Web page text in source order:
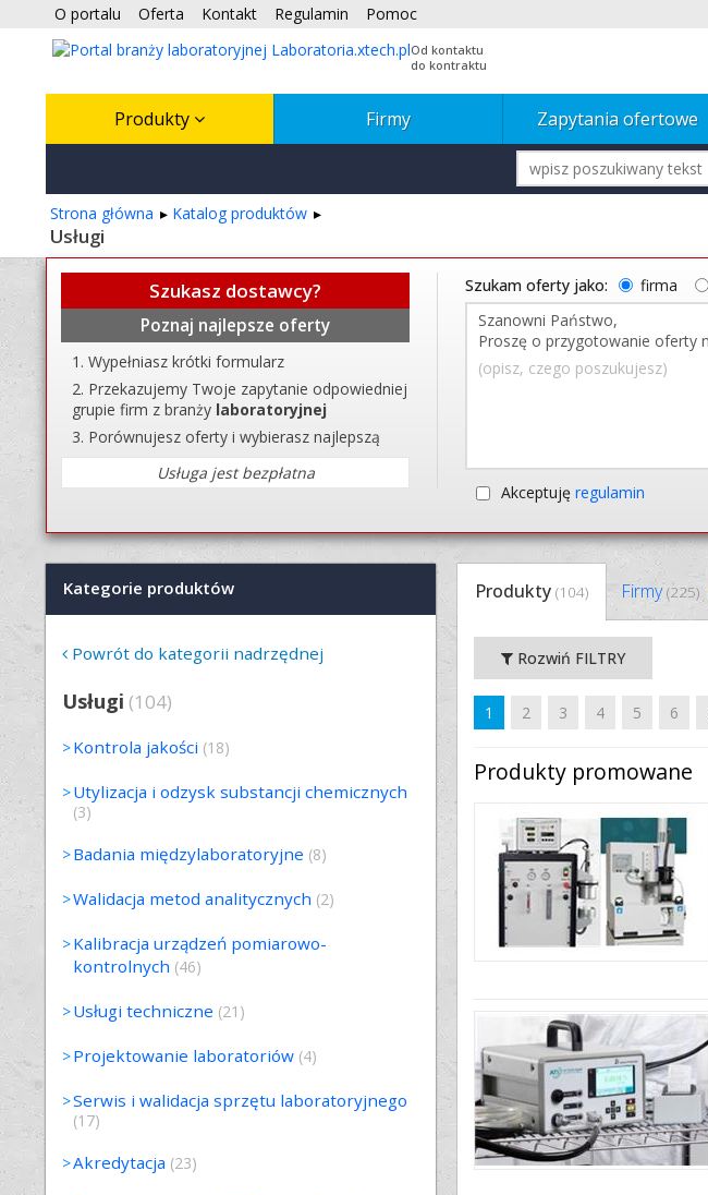
O portalu Oferta Kontakt Regulamin Pomoc
Od kontaktu
do kontraktu
Produkty Firmy Zapytania ofertowe
Strona główna Katalog produktów
Usługi
Produkty (104) Firmy(225)
Rozwiń FILTRY
1 2 3 4 5 6
Produkty promowane
Kategorie produktów
Powrót do kategorii nadrzędnej
Usługi (104)
Kontrola jakości (18)
Utylizacja i odzysk substancji chemicznych
(3)
Badania międzylaboratoryjne (8)
Walidacja metod analitycznych (2)
Kalibracja urządzeń pomiarowo-
kontrolnych (46)
Usługi techniczne (21)
Projektowanie laboratoriów (4)
Serwis i walidacja sprzętu laboratoryjnego
(17)
Akredytacja (23)
Szukasz dostawcy?
Poznaj najlepsze oferty
Wypełniasz krótki formularz
Przekazujemy Twoje zapytanie odpowiedniej
grupie firm z branży laboratoryjnej
Porównujesz oferty i wybierasz najlepszą
Usługa jest bezpłatna
Szukam oferty jako: firma
(opisz, czego poszukujesz)
Akceptuję regulamin